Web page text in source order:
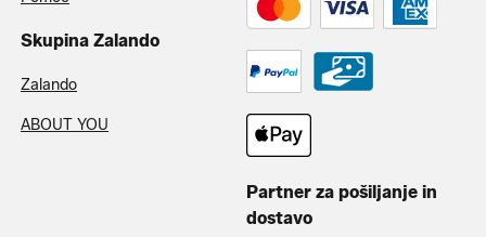
Skupina Zalando
Zalando
ABOUT YOU
Partner za pošiljanje in
dostavo